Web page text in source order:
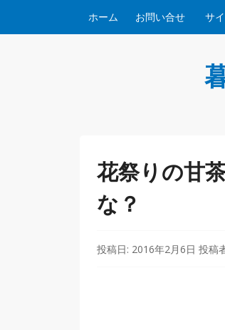
ホーム お問い合せ サ
花祭りの甘
な？
投稿日: 2016年2月6日 投稿